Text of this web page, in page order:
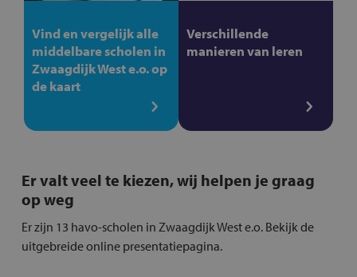
Vind en vergelijk alle
middelbare scholen in
Zwaagdijk West e.o. op
de kaart
Verschillende
manieren van leren
Er valt veel te kiezen, wij helpen je graag
op weg
Er zijn 13 havo-scholen in Zwaagdijk West e.o. Bekijk de
uitgebreide online presentatiepagina.